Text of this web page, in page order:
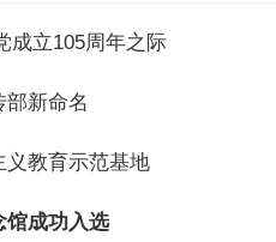
成立105周年之际
部新命名
义教育示范基地
馆成功入选